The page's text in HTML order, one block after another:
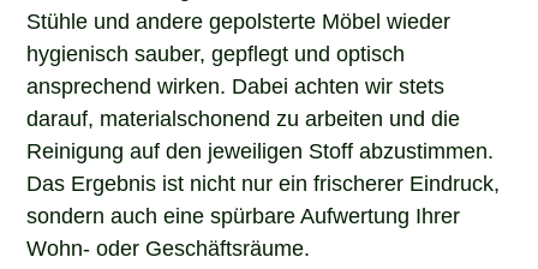
Stühle und andere gepolsterte Möbel wieder
hygienisch sauber, gepflegt und optisch
ansprechend wirken. Dabei achten wir stets
darauf, materialschonend zu arbeiten und die
Reinigung auf den jeweiligen Stoff abzustimmen.
Das Ergebnis ist nicht nur ein frischerer Eindruck,
sondern auch eine spürbare Aufwertung Ihrer
Wohn- oder Geschäftsräume.